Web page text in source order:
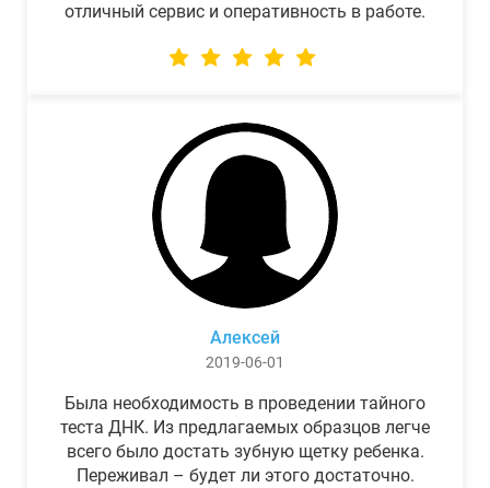
отличный сервис и оперативность в работе.
Алексей
2019-06-01
Была необходимость в проведении тайного
теста ДНК. Из предлагаемых образцов легче
всего было достать зубную щетку ребенка.
Переживал – будет ли этого достаточно.